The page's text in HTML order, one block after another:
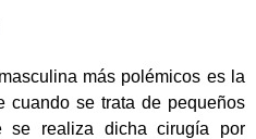
más polémicos es la
cuando se trata de pequeños
se realiza dicha cirugía por